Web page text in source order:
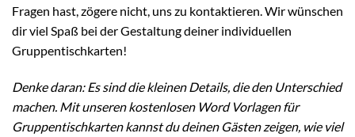
Fragen hast, zögere nicht, uns zu kontaktieren. Wir wünschen
dir viel Spaß bei der Gestaltung deiner individuellen
Gruppentischkarten!
Denke daran: Es sind die kleinen Details, die den Unterschied
machen. Mit unseren kostenlosen Word Vorlagen für
Gruppentischkarten kannst du deinen Gästen zeigen, wie viel